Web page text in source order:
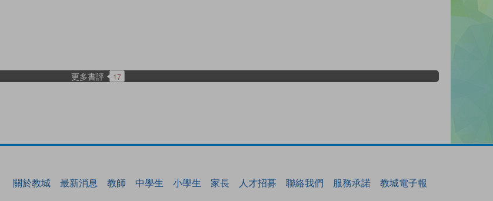
更多書評 17
關於教城 最新消息 教師 中學生 小學生 家長 人才招募 聯絡我們 服務承諾 教城電子報